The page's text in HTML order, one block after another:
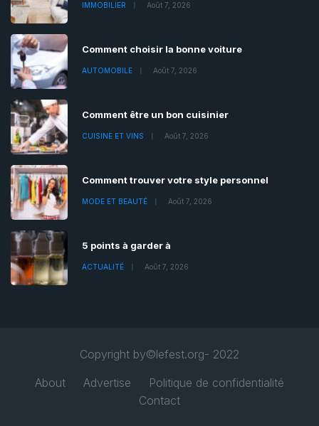
IMMOBILIER Août 7, 2026
Comment choisir la bonne voiture
AUTOMOBILE Août 7, 2026
Comment être un bon cuisinier
CUISINE ET VINS Août 7, 2026
Comment trouver votre style personnel
MODE ET BEAUTÉ Août 7, 2026
5 points à garder à
ACTUALITÉ Août 7, 2026
Copyright by©lefest.org- 2022
About
Advertise
Politique de confidentialité
Contact